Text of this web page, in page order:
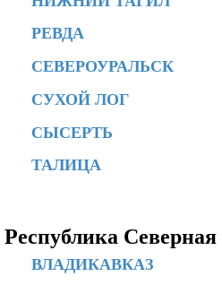
РЕВДА
СЕВЕРОУРАЛЬСК
СУХОЙ ЛОГ
СЫСЕРТЬ
ТАЛИЦА
Республика
ВЛАДИКАВКАЗ